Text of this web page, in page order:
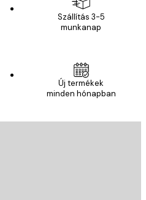
Szállítás 3-5
munkanap
Új termékek
minden hónapban